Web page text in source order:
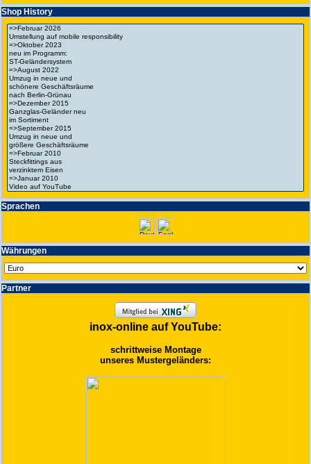
Shop History
Spra­chen
Wäh­run­gen
Partner
inox-online auf YouTube:
schrittweise Montage
unseres Mustergeländers: